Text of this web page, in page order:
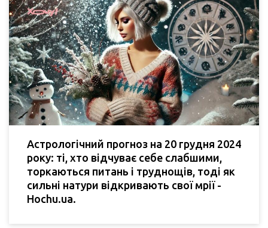
Астрологічний прогноз на 20 грудня 2024
року: ті, хто відчуває себе слабшими,
торкаються питань і труднощів, тоді як
сильні натури відкривають свої мрії -
Hochu.ua.